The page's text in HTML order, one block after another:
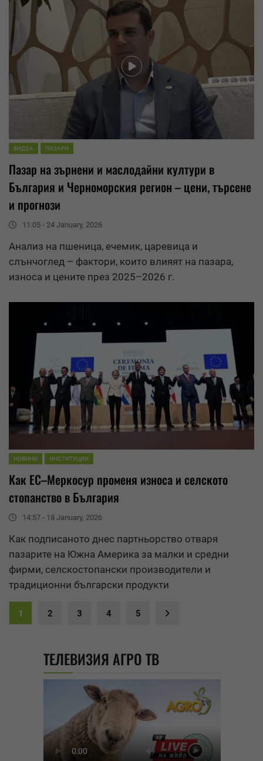
ВИДЕА ПАЗАРИ
Пазар на зърнени и маслодайни култури в
България и Черноморския регион – цени, търсене
и прогнози
11:05 - 24 January, 2026
Анализ на пшеница, ечемик, царевица и
слънчоглед – фактори, които влияят на пазара,
износа и цените през 2025–2026 г.
НОВИНИ ИНСТИТУЦИИ
Как ЕС–Меркосур променя износа и селското
стопанство в България
14:57 - 18 January, 2026
Как подписаното днес партньорство отваря
пазарите на Южна Америка за малки и средни
фирми, селскостопански производители и
традиционни български продукти
1 2 3 4 5
ТЕЛЕВИЗИЯ АГРО ТВ